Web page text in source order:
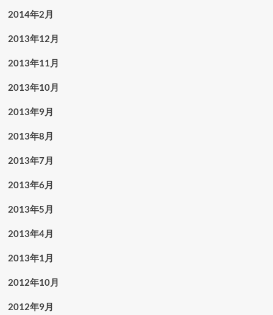
2014年2月
2013年12月
2013年11月
2013年10月
2013年9月
2013年8月
2013年7月
2013年6月
2013年5月
2013年4月
2013年1月
2012年10月
2012年9月